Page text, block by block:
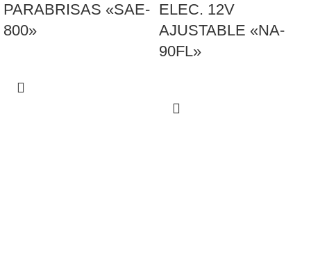
PARABRISAS «SAE-
800»
ELEC. 12V
AJUSTABLE «NA-
90FL»